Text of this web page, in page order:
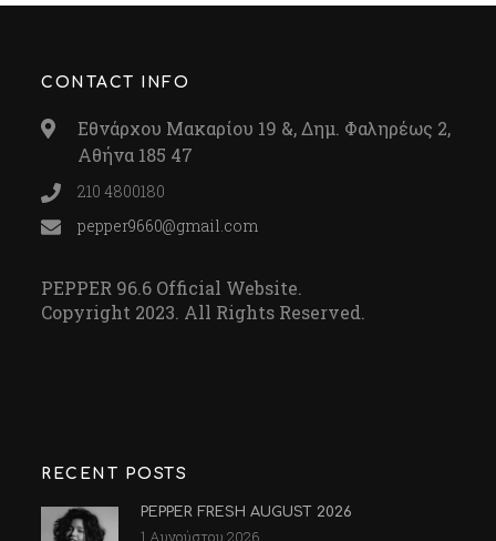
CONTACT INFO
Εθνάρχου Μακαρίου 19 &, Δημ. Φαληρέως 2,
Αθήνα 185 47
210 4800180
pepper9660@gmail.com
PEPPER 96.6 Official Website.
Copyright 2023. All Rights Reserved.
RECENT POSTS
PEPPER FRESH AUGUST 2026
1 Αυγούστου 2026